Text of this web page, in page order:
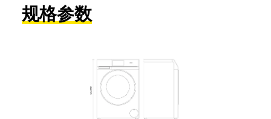
规格参数